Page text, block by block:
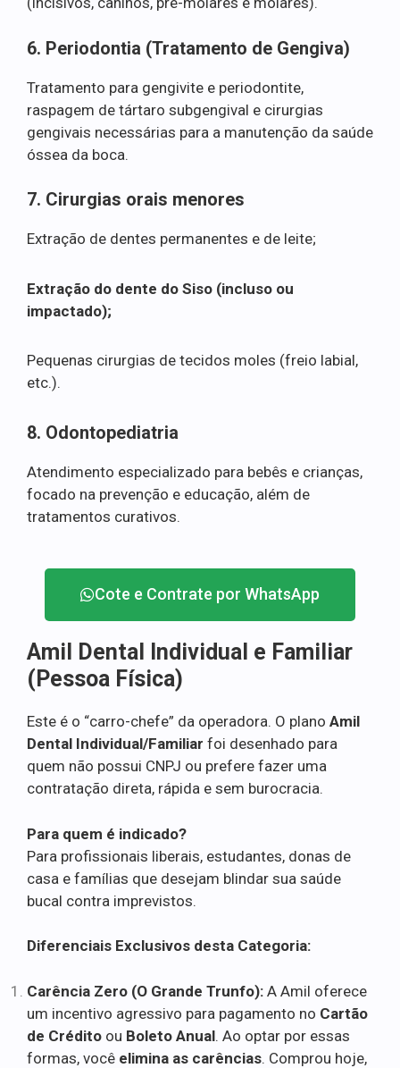
6. Periodontia (Tratamento de Gengiva)
Tratamento para gengivite e periodontite,
raspagem de tártaro subgengival e cirurgias
gengivais necessárias para a manutenção da saúde
óssea da boca.
7. Cirurgias orais menores
Extração de dentes permanentes e de leite;
Extração do dente do Siso (incluso ou
impactado);
Pequenas cirurgias de tecidos moles (freio labial,
etc.).
8. Odontopediatria
Atendimento especializado para bebês e crianças,
focado na prevenção e educação, além de
tratamentos curativos.
Cote e Contrate por WhatsApp
Amil Dental Individual e Familiar
(Pessoa Física)
Este é o “carro-chefe” da operadora. O plano Amil
Dental Individual/Familiar foi desenhado para
quem não possui CNPJ ou prefere fazer uma
contratação direta, rápida e sem burocracia.
Para quem é indicado?
Para profissionais liberais, estudantes, donas de
casa e famílias que desejam blindar sua saúde
bucal contra imprevistos.
Diferenciais Exclusivos desta Categoria:
Carência Zero (O Grande Trunfo): A Amil oferece
um incentivo agressivo para pagamento no Cartão
de Crédito ou Boleto Anual. Ao optar por essas
formas, você elimina as carências. Comprou hoje,